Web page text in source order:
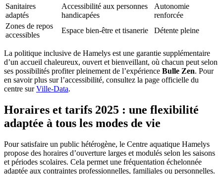
Sanitaires
adaptés
Accessibilité aux personnes
handicapées
Autonomie
renforcée
Zones de repos
accessibles
Espace bien-être et tisanerie Détente pleine
La politique inclusive de Hamelys est une garantie supplémentaire
d’un accueil chaleureux, ouvert et bienveillant, où chacun peut selon
ses possibilités profiter pleinement de l’expérience Bulle Zen. Pour
en savoir plus sur l’accessibilité, consultez la page officielle du
centre surVille-Data.
Horaires et tarifs 2025 : une flexibilité
adaptée à tous les modes de vie
Pour satisfaire un public hétérogène, le Centre aquatique Hamelys
propose des horaires d’ouverture larges et modulés selon les saisons
et périodes scolaires. Cela permet une fréquentation échelonnée
adaptée aux contraintes professionnelles, familiales ou personnelles.